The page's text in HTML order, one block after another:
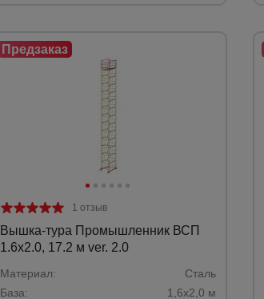
1 отзыв
Вышка-тура Промышленник ВСП
1.6х2.0, 17.2 м ver. 2.0
Материал:
Сталь
База:
1,6х2,0 м